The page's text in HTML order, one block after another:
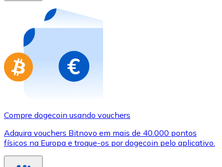
Compre cartões-presente das suas marcas favoritas
Ir para a loja de cartões-presente
Compre dogecoin usando vouchers
Adquira vouchers Bitnovo em mais de 40.000 pontos
físicos na Europa e troque-os por dogecoin pelo aplicativo.